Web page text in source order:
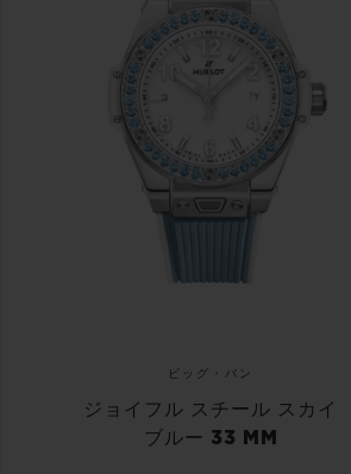
ビッグ・バン
ジョイフル スチール スカイ
ブルー 33 MM